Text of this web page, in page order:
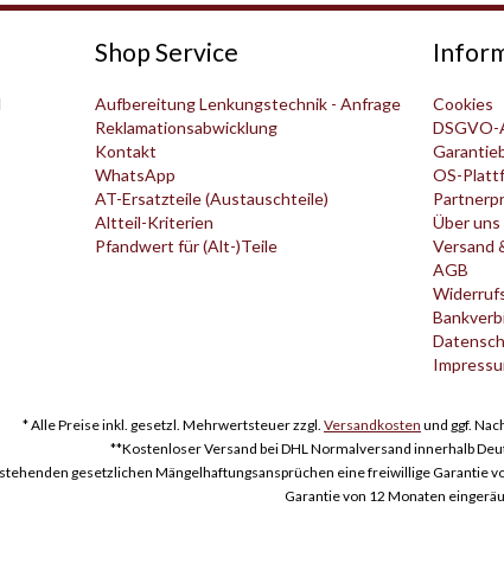
Shop Service
Aufbereitung Lenkungstechnik - Anfrage
Reklamationsabwicklung
Kontakt
WhatsApp
AT-Ersatzteile (Austauschteile)
Altteil-Kriterien
Pfandwert für (Alt-)Teile
Cookies
OS-
Über uns
Versand
AGB
* Alle Preise inkl. gesetzl. Mehrwertsteuer zzgl. Versandkosten und ggf.
**Kostenloser Versand bei DHL Normalversand innerhalb
gesetzlichen Mängelhaftungsansprüchen eine freiwillige Garantie
Garantie von 12 Monaten